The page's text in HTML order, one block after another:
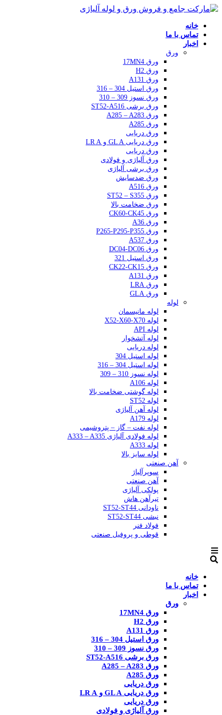
خانه
تماس با ما
اخبار
ورق
ورق 17MN4
ورق H2
ورق A131
ورق استیل 304 – 316
ورق نسوز 309 – 310
ورق برشی ST52-A516
ورق A285 – A283
ورق A285
ورق دریایی
ورق دریایی GL A و LR A
ورق دریایی
ورق آلیاژی و فولادی
ورق برشی آلیاژی
ورق ضدسایش
ورق A516
ورق ST52 – S355
ورق ضخامت بالا
ورق CK60-CK45
ورق A36
ورق P265-P295-P355
ورق A537
ورق DC04-DC06
ورق استیل 321
ورق CK22-CK15
ورق A131
ورق LRA
ورق GLA
لوله
لوله مانیسمان
لوله X52-X60-X70
لوله API
لوله آتشخوار
لوله دریایی
لوله استیل 304
لوله استیل 304 – 316
لوله نسوز 310 – 309
لوله A106
لوله گوشتی ضخامت بالا
لوله ST52
لوله آهن آلیاژی
لوله A179
لوله نفت – گاز – پتروشیمی
لوله فولادی آلیاژی A333 – A335
لوله A333
لوله سایز بالا
آهن صنعتی
سوپرآلیاژ
آهن صنعتی
پولکی آلیاژی
تیرآهن هاش
ناودانی ST52-ST44
نبشی ST52-ST44
فولاد فنر
قوطی و پروفیل صنعتی
خانه
تماس با ما
اخبار
ورق
ورق 17MN4
ورق H2
ورق A131
ورق استیل 304 – 316
ورق نسوز 309 – 310
ورق برشی ST52-A516
ورق A285 – A283
ورق A285
ورق دریایی
ورق دریایی GL A و LR A
ورق دریایی
ورق آلیاژی و فولادی